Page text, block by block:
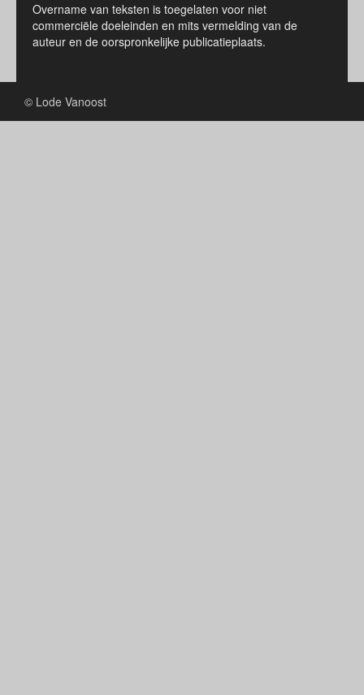
Overname van teksten is toegelaten voor niet
commerciële doeleinden en mits vermelding van de
auteur en de oorspronkelijke publicatieplaats.
© Lode Vanoost